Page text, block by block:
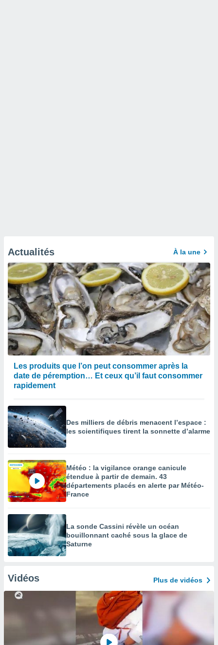
Actualités À la une
Les produits que l’on peut consommer après la
date de péremption… Et ceux qu’il faut consommer
rapidement
Des milliers de débris menacent l’espace :
les scientifiques tirent la sonnette d’alarme
Météo : la vigilance orange canicule
étendue à partir de demain. 43
départements placés en alerte par Météo-
France
La sonde Cassini révèle un océan
bouillonnant caché sous la glace de
Saturne
Vidéos Plus de vidéos